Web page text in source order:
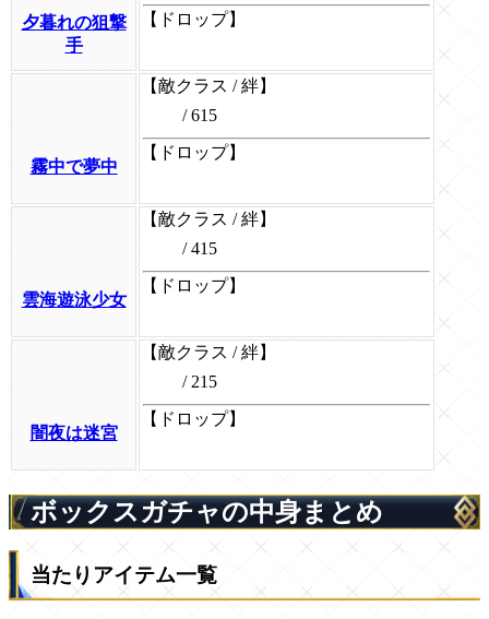
夕暮れの狙撃
手
【ドロップ】
霧中で夢中
【敵クラス / 絆】
/ 615
【ドロップ】
雲海遊泳少女
【敵クラス / 絆】
/ 415
【ドロップ】
闇夜は迷宮
【敵クラス / 絆】
/ 215
【ドロップ】
ボックスガチャの中身まとめ
当たりアイテム一覧